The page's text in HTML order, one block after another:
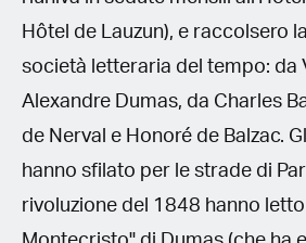
Hôtel de Lauzun), e raccolsero
società letteraria del tempo: da
Alexandre Dumas, da Charles
de Nerval e Honoré de Balzac.
hanno sfilato per le strade di
rivoluzione del 1848 hanno